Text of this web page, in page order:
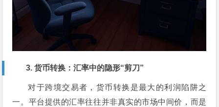
3. 货币转换：汇率中的隐形“剪刀”
对于跨境交易者，货币转换是最大的利润陷阱之
一。平台提供的汇率往往并非真实的市场中间价，而是